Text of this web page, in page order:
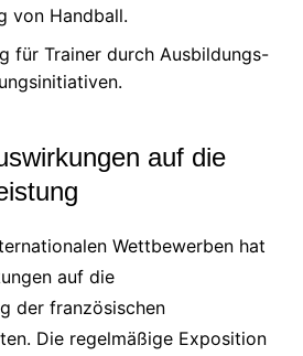
von Handball.
für Trainer durch Ausbildungs-
auf die
Wettbewerben hat
auf die
der französischen
Die regelmäßige Exposition